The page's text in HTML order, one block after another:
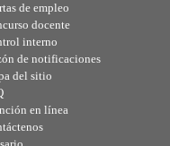
de empleo
docente
interno
de notificaciones
del sitio
en línea